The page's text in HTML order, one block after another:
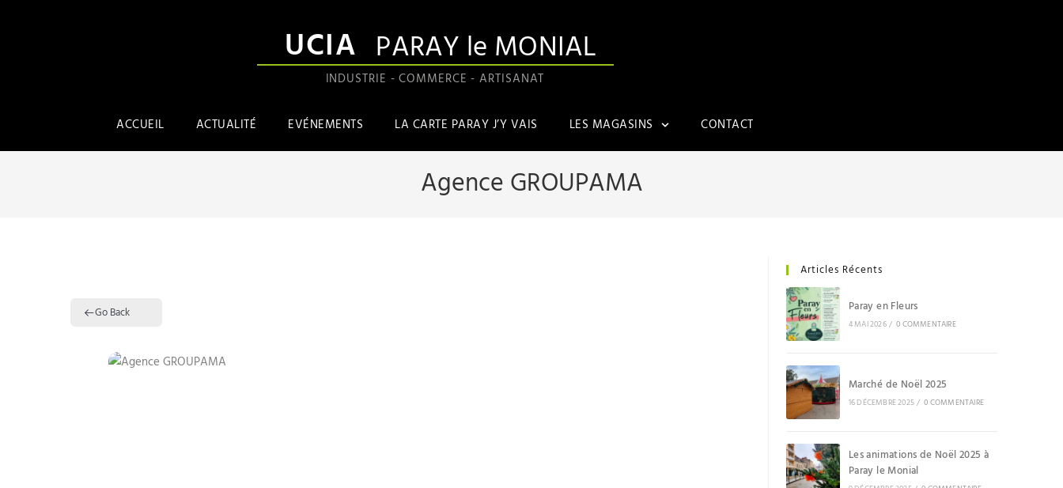
UCIA PARAY le MONIAL
INDUSTRIE - COMMERCE - ARTISANAT
ACCUEIL ACTUALITÉ EVÉNEMENTS LA CARTE PARAY J’Y VAIS LES MAGASINS CONTACT
Agence GROUPAMA
Go Back
Articles Récents
Paray en Fleurs
4 MAI 2026 / 0 COMMENTAIRE
Marché de Noël 2025
16 DÉCEMBRE 2025/ 0 COMMENTAIRE
Les animations de Noël 2025 à
Paray le Monial